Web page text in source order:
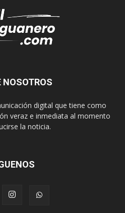
NOSOTROS
digital que tiene como
veraz e inmediata al momento
la noticia.